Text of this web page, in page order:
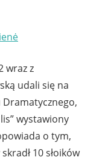
wraz z
udali się na
Dramatycznego,
wystawiony
o tym,
10 słoików